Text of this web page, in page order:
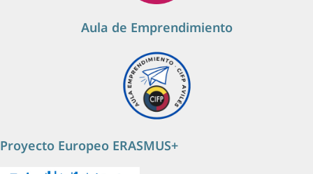
Aula de Emprendimiento
Proyecto Europeo ERASMUS+